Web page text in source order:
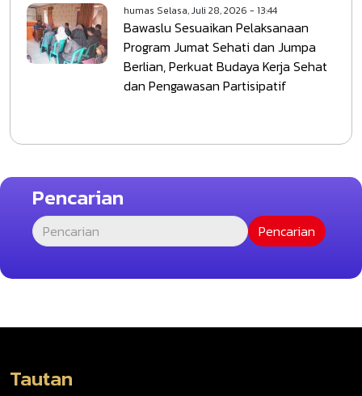
humas Selasa, Juli 28, 2026 - 13:44
Bawaslu Sesuaikan Pelaksanaan
Program Jumat Sehati dan Jumpa
Berlian, Perkuat Budaya Kerja Sehat
dan Pengawasan Partisipatif
Pencarian
Tautan